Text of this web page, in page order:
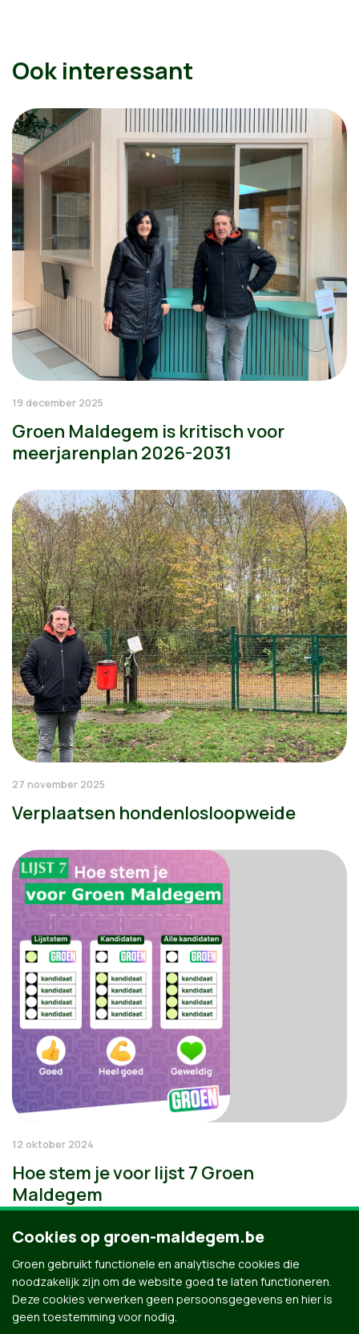
Ook interessant
19 december 2025
Groen Maldegem is kritisch voor
meerjarenplan 2026-2031
27 november 2025
Verplaatsen hondenlosloopweide
12 oktober 2024
Hoe stem je voor lijst 7 Groen
Maldegem
Cookies op groen-maldegem.be
Groen gebruikt functionele en analytische cookies die
noodzakelijk zijn om de website goed te laten functioneren.
Deze cookies verwerken geen persoonsgegevens en hier is
geen toestemming voor nodig.